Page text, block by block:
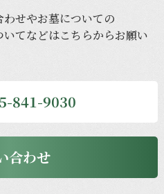
わせやお墓についての
いてなどはこちらからお願い
841-9030
合わせ